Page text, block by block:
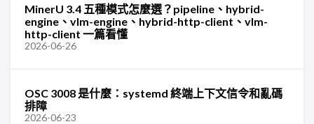
MinerU 3.4 五種模式怎麼選？pipeline、hybrid-
engine、vlm-engine、hybrid-http-client、vlm-
http-client 一篇看懂
2026-06-26
OSC 3008 是什麼：systemd 終端上下文信令和亂碼
排障
2026-06-23